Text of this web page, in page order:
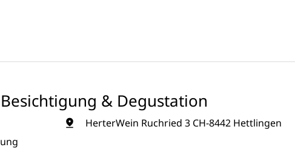
& Degustation
HerterWein Ruchried 3 CH-8442 Hettlingen